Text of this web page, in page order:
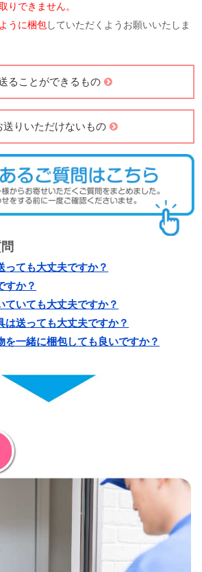
りできません。
うに梱包していただくようお願いいたしま
ることができるもの
送りいただけないもの
っても大丈夫ですか？
すか？
ていても大丈夫ですか？
は送っても大丈夫ですか？
を一緒に梱包しても良いですか？